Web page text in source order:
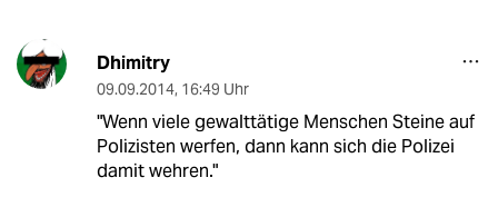
Dhimitry
09.09.2014, 16:49 Uhr
"Wenn viele gewalttätige Menschen Steine auf
Polizisten werfen, dann kann sich die Polizei
damit wehren."